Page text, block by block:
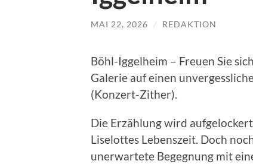
MAI 22, 2026 / REDAKTION
Böhl-Iggelheim – Freuen Sie
Galerie auf einen
(Konzert-Zither).
Die Erzählung wird
Liselottes Lebenszeit. Doch
unerwartete Begegnung mit